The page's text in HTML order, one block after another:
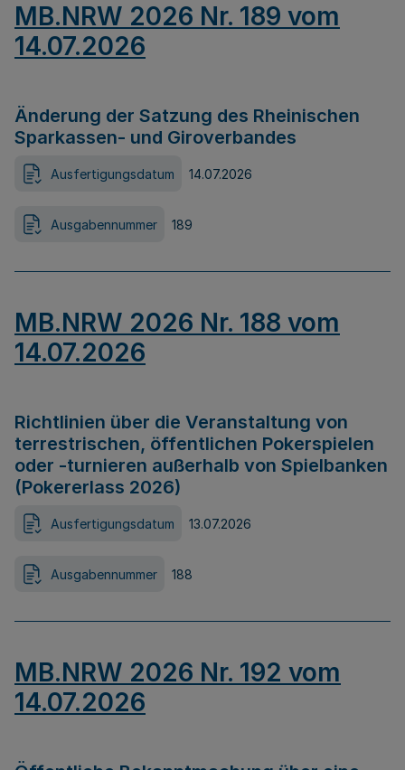
MB.NRW 2026 Nr. 189 vom
14.07.2026
Änderung der Satzung des Rheinischen
Sparkassen- und Giroverbandes
Ausfertigungsdatum 14.07.2026
Ausgabennummer 189
MB.NRW 2026 Nr. 188 vom
14.07.2026
Richtlinien über die Veranstaltung von
terrestrischen, öffentlichen Pokerspielen
oder -turnieren außerhalb von Spielbanken
(Pokererlass 2026)
Ausfertigungsdatum 13.07.2026
Ausgabennummer 188
MB.NRW 2026 Nr. 192 vom
14.07.2026